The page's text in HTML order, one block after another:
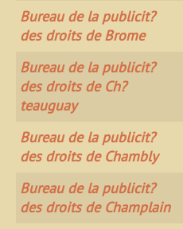
Bureau de la publicit?
des droits de Brome
Bureau de la publicit?
des droits de Ch?
teauguay
Bureau de la publicit?
des droits de Chambly
Bureau de la publicit?
des droits de Champlain